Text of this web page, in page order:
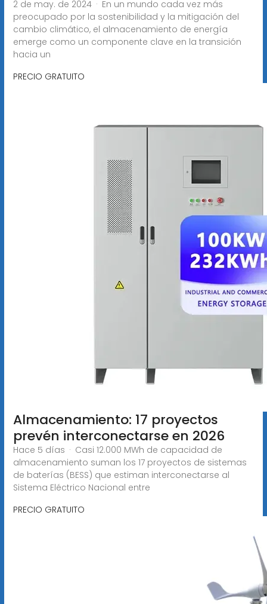
2 de may. de 2024 · En un mundo cada vez más
preocupado por la sostenibilidad y la mitigación del
cambio climático, el almacenamiento de energía
emerge como un componente clave en la transición
hacia un
PRECIO GRATUITO
Almacenamiento: 17 proyectos
prevén interconectarse en 2026
Hace 5 días · Casi 12.000 MWh de capacidad de
almacenamiento suman los 17 proyectos de sistemas
de baterías (BESS) que estiman interconectarse al
Sistema Eléctrico Nacional entre
PRECIO GRATUITO